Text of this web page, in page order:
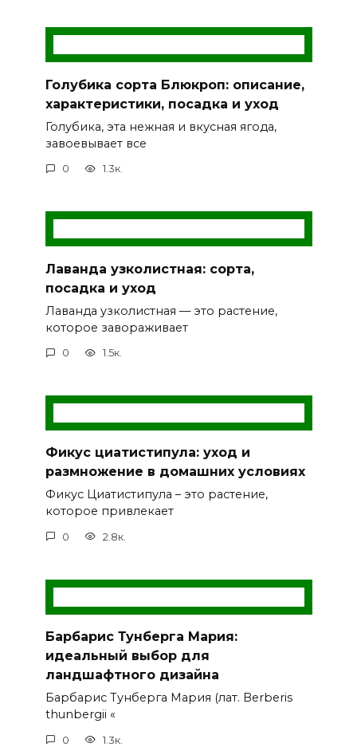
Голубика сорта Блюкроп: описание,
характеристики, посадка и уход
Голубика, эта нежная и вкусная ягода,
завоевывает все
0 1.3к.
Лаванда узколистная: сорта,
посадка и уход
Лаванда узколистная — это растение,
которое завораживает
0 1.5к.
Фикус циатистипула: уход и
размножение в домашних условиях
Фикус Циатистипула – это растение,
которое привлекает
0 2.8к.
Барбарис Тунберга Мария:
идеальный выбор для
ландшафтного дизайна
Барбарис Тунберга Мария (лат. Berberis
thunbergii «
0 1.3к.